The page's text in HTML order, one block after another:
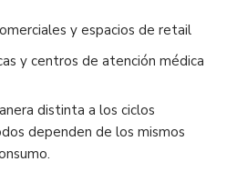
y espacios de retail
y centros de atención médica
distinta a los ciclos
dependen de los mismos